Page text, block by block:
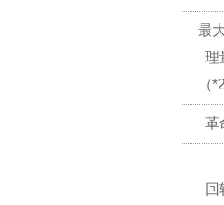
最
理
（
革
回